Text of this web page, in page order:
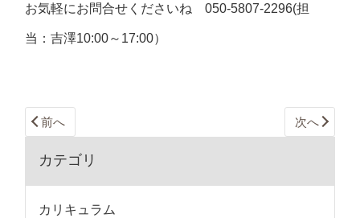
お気軽にお問合せくださいね 050-5807-2296(担
当：吉澤10:00～17:00）
前へ 次へ
カテゴリ
カリキュラム